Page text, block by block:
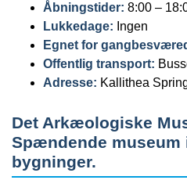
Åbningstider: 8:00 –
Lukkedage: Ingen
Egnet for
Offentlig transport:
Adresse: Kallithea
Det Arkæologiske
Spændende museum
bygninger.